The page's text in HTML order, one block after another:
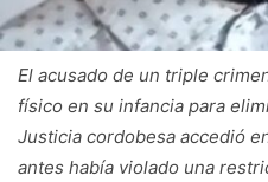
El acusado de un triple
físico en su infancia para
Justicia cordobesa accedió
antes había violado una